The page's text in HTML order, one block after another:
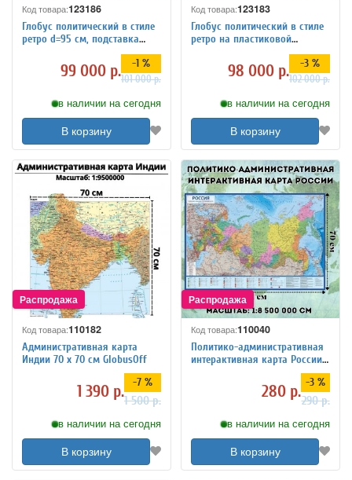
Код товара:123186
Глобус политический в стиле
ретро d=95 см, подставка
деревянная на ножках
99 000 р. -1 %
101 000 р.
в наличии на сегодня
В корзину
Код товара:123183
Глобус политический в стиле
ретро на пластиковой
98 000 р. -3 %
102 000 р.
в наличии на сегодня
В корзину
Код товара:110182
Административная карта
Индии 70 х 70 см GlobusOff
1 390 р. -7 %
1 500 р.
в наличии на сегодня
В корзину
Код товара:110040
Политико-административная
интерактивная карта России с
ламинацией в тубусе, 1:8,5М
280 р. -3 %
290 р.
в наличии на сегодня
В корзину